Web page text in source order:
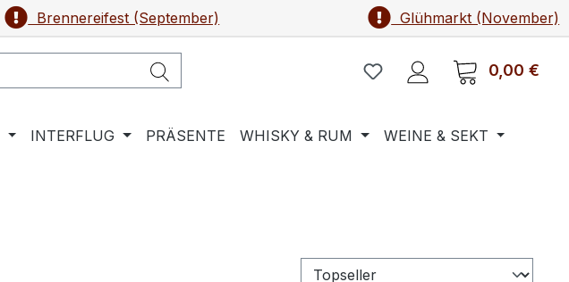
Brennereifest (September) Glühmarkt (November)
0,00 €
INTERFLUG PRÄSENTE WHISKY & RUM
WEINE & SEKT